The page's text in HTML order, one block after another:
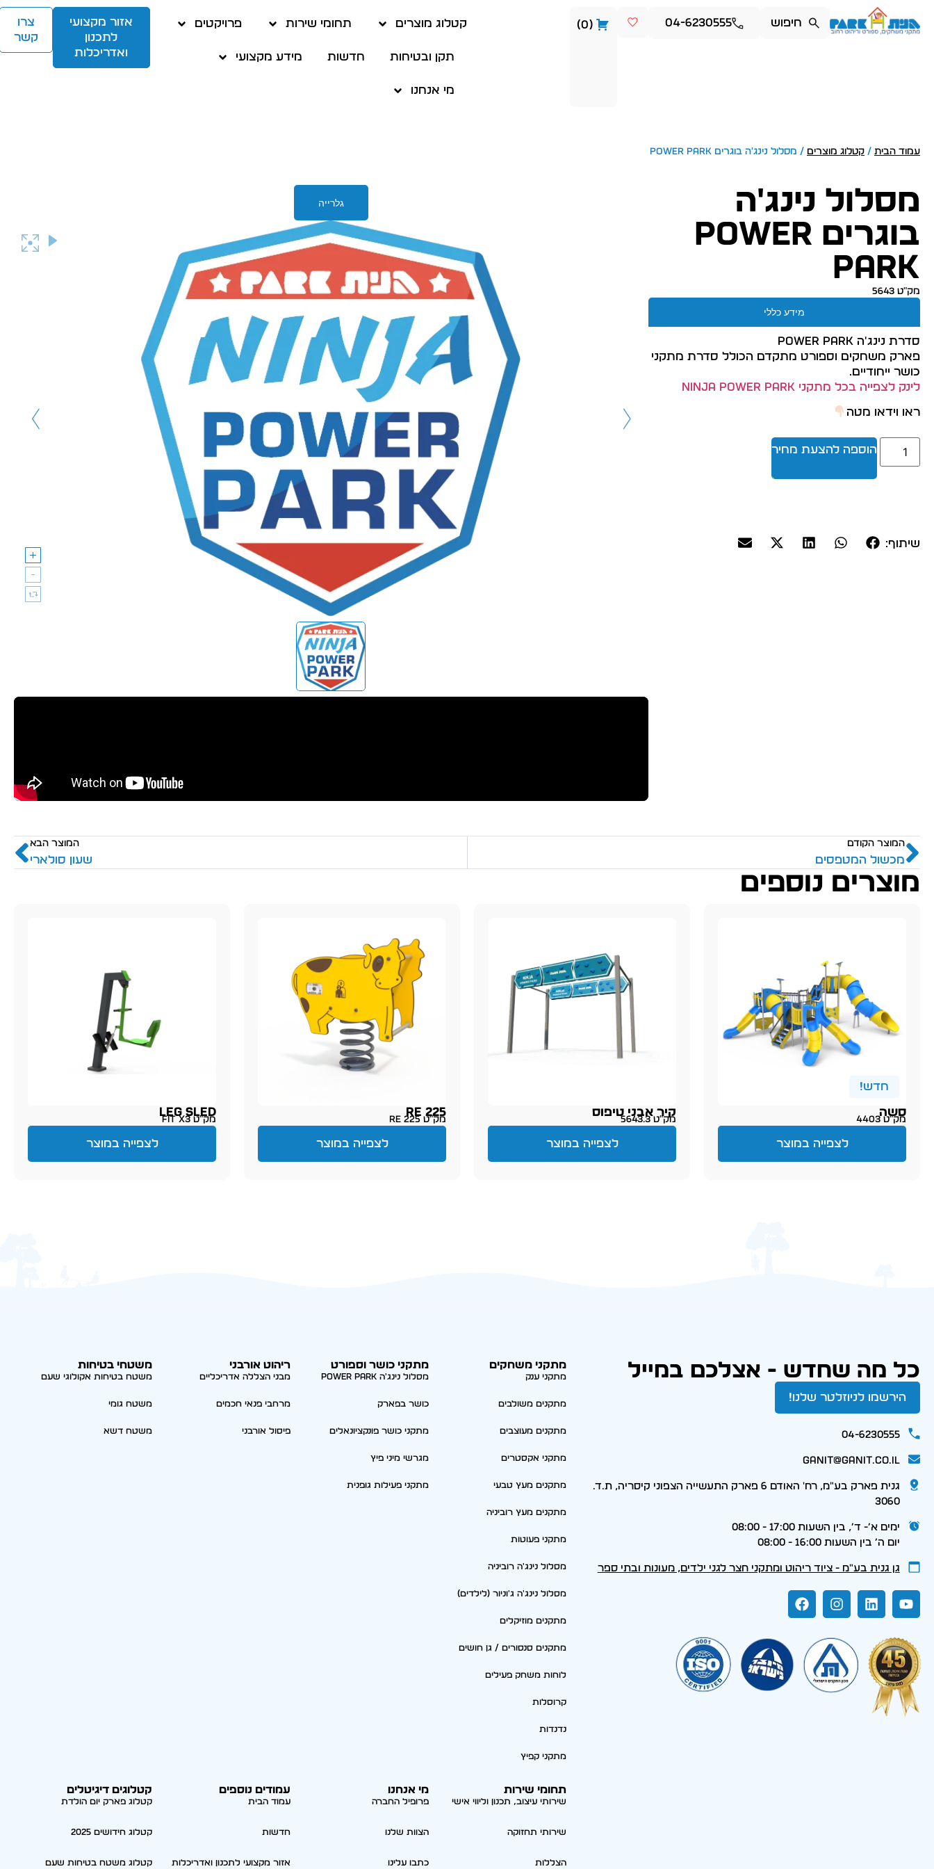
04-6230555
0 קטלוג מוצרים תחומי שירות פרויקטים
תקן ובטיחות חדשות מידע מקצועי
מי אנחנו
אזור מקצועי
לתכנון
ואדריכלות
צרו
קשר
עמוד הבית / קטלוג מוצרים / מסלול נינג'ה בוגרים Power Park
מסלול נינג'ה
בוגרים Power
Park
מק״ט 5643
מידע כללי
סדרת נינג'ה Power park
פארק משחקים וספורט מתקדם הכולל סדרת מתקני
כושר ייחודיים.
לינק לצפייה בכל מתקני NINJA POWER PARK
ראו וידאו מטה
הוספה להצעת מחיר
שיתוף:
גלרייה
המוצר הקודם
מכשול המטפסים
המוצר הבא
שעון סולארי
מוצרים נוספים
חדש!
סשה
מק״ט 4403
לצפייה במוצר
קיר אבני טיפוס
מק״ט 5643.3
לצפייה במוצר
RE 225
מק״ט RE 225
לצפייה במוצר
LEG SLED
מק״ט FIT X3
לצפייה במוצר
כל מה שחדש - אצלכם במייל
הירשמו לניוזלטר שלנו!
04-6230555
ganit@ganit.co.il
גנית פארק בע"מ, רח' האודם 6 פארק התעשייה הצפוני קיסריה, ת.ד.
3060
ימים א׳- ד׳, בין השעות 17:00 - 08:00
יום ה׳ בין השעות 16:00 - 08:00
גן גנית בע״מ - ציוד ריהוט ומתקני חצר לגני ילדים, מעונות ובתי ספר
מתקני משחקים
מתקני ענק
מתקנים משולבים
מתקנים מעוצבים
מתקני אקסטרים
מתקנים מעץ טבעי
מתקנים מעץ רוביניה
מתקני פעוטות
מסלול נינג'ה רוביניה
מסלול נינג'ה ג'וניור (לילדים)
מתקנים מוזיקלים
מתקנים סנסורים / גן חושים
לוחות משחק פעילים
קרוסלות
נדנדות
מתקני קפיץ
מתקני כושר וספורט
מסלול נינג'ה Power park
כושר בפארק
מתקני כושר פונקציונאלים
מגרשי מיני פיץ
מתקני פעילות גופנית
ריהוט אורבני
מבני הצללה אדריכליים
מרחבי פנאי חכמים
פיסול אורבני
משטחי בטיחות
משטח בטיחות אקולוגי שעם
משטח גומי
משטח דשא
תחומי שירות
שירותי עיצוב, תכנון וליווי אישי
שירותי תחזוקה
הצללות
מי אנחנו
פרופיל החברה
הצוות שלנו
כתבו עלינו
עמודים נוספים
עמוד הבית
חדשות
אזור מקצועי לתכנון ואדריכלות
קטלוגים דיגיטלים
קטלוג פארק יום הולדת
קטלוג חידושים 2025
קטלוג משטח בטיחות שעם